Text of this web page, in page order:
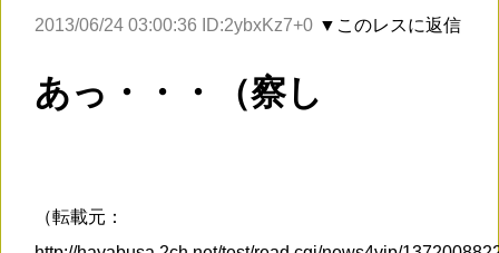
2013/06/24 03:00:36 ID:2ybxKz7+0 ▼このレスに返信
あっ・・・（察し
（転載元：